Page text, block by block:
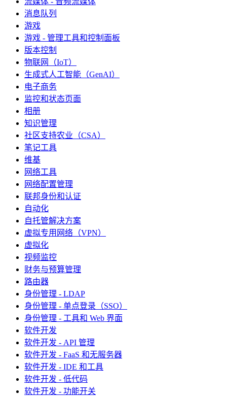
消息队列
游戏
游戏 - 管理工具和控制面板
版本控制
物联网（IoT）
生成式人工智能（GenAI）
电子商务
监控和状态页面
相册
知识管理
社区支持农业（CSA）
笔记工具
维基
网络工具
网络配置管理
联邦身份和认证
自动化
自托管解决方案
虚拟专用网络（VPN）
虚拟化
视频监控
财务与预算管理
路由器
身份管理 - LDAP
身份管理 - 单点登录（SSO）
身份管理 - 工具和 Web 界面
软件开发
软件开发 - API 管理
软件开发 - FaaS 和无服务器
软件开发 - IDE 和工具
软件开发 - 低代码
软件开发 - 功能开关